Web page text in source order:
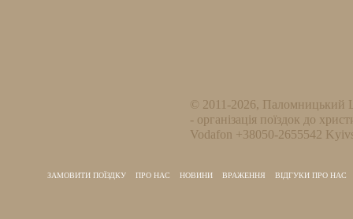
© 2011-2026, Паломницький
- організація поїздок до
Vodafon +38050-2655542
ЗАМОВИТИ ПОЇЗДКУ ПРО НАС НОВИНИ ВРАЖЕННЯ ВІДГУКИ ПРО НАС